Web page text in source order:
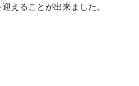
えることが出来ました。